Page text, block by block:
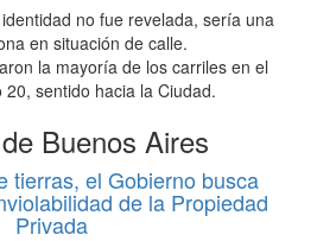
no fue revelada, sería una
en situación de calle.
la mayoría de los carriles en el
20, sentido hacia la Ciudad.
Buenos Aires
tierras, el Gobierno busca
de la Propiedad
Privada